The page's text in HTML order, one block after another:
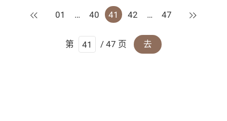
上一页
01 … 40 41 42 … 47 下一页
第 / 47 页 去